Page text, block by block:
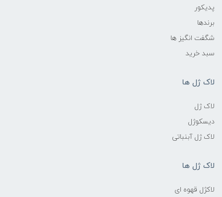
پدیکور
برندها
شگفت انگیز ها
سبد خرید
لاک ژل ها
لاک ژل
دیسکوژل
لاک ژل آبنباتی
لاک ژل ها
لاکژل قهوه ای